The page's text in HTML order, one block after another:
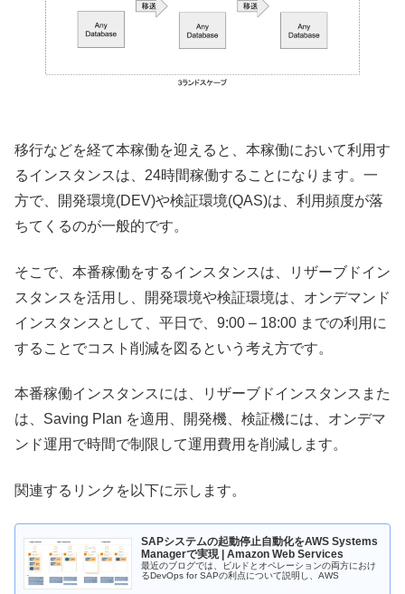
移行などを経て本稼働を迎えると、本稼働において利用す
るインスタンスは、24時間稼働することになります。一
方で、開発環境(DEV)や検証環境(QAS)は、利用頻度が落
ちてくるのが一般的です。
そこで、本番稼働をするインスタンスは、リザーブドイン
スタンスを活用し、開発環境や検証環境は、オンデマンド
インスタンスとして、平日で、9:00 – 18:00 までの利用に
することでコスト削減を図るという考え方です。
本番稼働インスタンスには、リザーブドインスタンスまた
は、Saving Plan を適用、開発機、検証機には、オンデマ
ンド運用で時間で制限して運用費用を削減します。
関連するリンクを以下に示します。
SAPシステムの起動停止自動化をAWS Systems
Managerで実現 | Amazon Web Services
最近のブログでは、ビルドとオペレーションの両方におけ
るDevOps for SAPの利点について説明し、AWS